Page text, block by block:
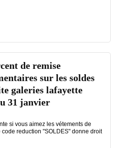
de remise
sur les soldes
galeries lafayette
31 janvier
si vous aimez les vétements de
reduction "SOLDES" donne droit